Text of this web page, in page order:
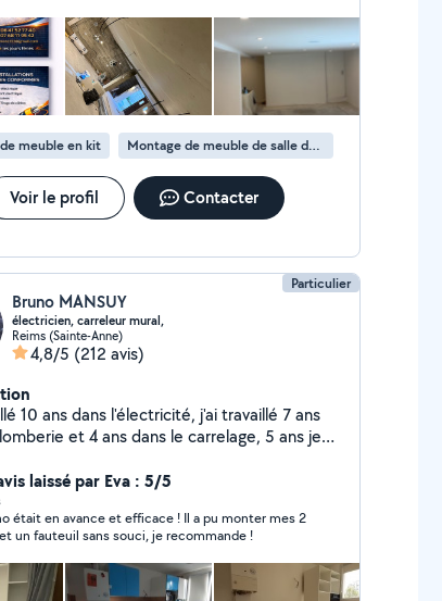
meuble en kit Montage de meuble de salle de bain en kit
Voir le profil Contacter
Particulier
Bruno MANSUY
électricien, carreleur mural,
Reims (Sainte-Anne)
4,8/5 (212 avis)
10 ans dans l'électricité, j'ai travaillé 7 ans
et 4 ans dans le carrelage, 5 ans je
à bientôt
laissé par Eva : 5/5
était en avance et efficace ! Il a pu monter mes 2
un fauteuil sans souci, je recommande !